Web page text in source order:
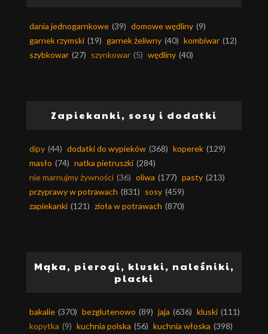
dania jednogarnkowe (39) domowe wędliny (9)
garnek rzymski (19) garnek żeliwny (40) kombiwar (12)
szybkowar (27) szynkowar (5) wędliny (40)
Zapiekanki, sosy i dodatki
dipy (44) dodatki do wypieków (368) koperek (129)
masło (74) natka pietruszki (284)
nie marnujmy żywności (36) oliwa (177) pasty (213)
przyprawy w potrawach (831) sosy (459)
zapiekanki (121) zioła w potrawach (870)
Mąka, pierogi, kluski, naleśniki,
placki
bakalie (370) bezglutenowo (89) jaja (636) kluski (111)
kopytka (9) kuchnia polska (56) kuchnia włoska (398)